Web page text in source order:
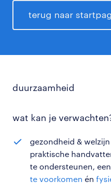
terug naar
duurzaamheid
wat kan je
gezondheid &
praktische
te ondersteunen, een
te voorkomen én